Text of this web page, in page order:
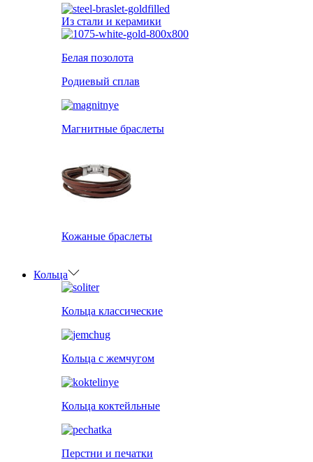
Из стали и керамики
Белая позолота
Родиевый сплав
Магнитные браслеты
Кожаные браслеты
Кольца
Кольца классические
Кольца с жемчугом
Кольца коктейльные
Перстни и печатки